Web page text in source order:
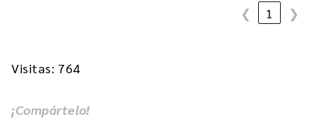
❮ 1 ❯
Visitas: 764
¡Compártelo!